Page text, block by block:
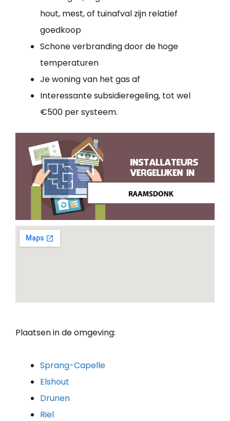
hout, mest, of tuinafval zijn relatief
goedkoop
Schone verbranding door de hoge
temperaturen
Je woning van het gas af
Interessante subsidieregeling, tot wel
€500 per systeem.
Plaatsen in de omgeving:
Sprang-Capelle
Elshout
Drunen
Riel